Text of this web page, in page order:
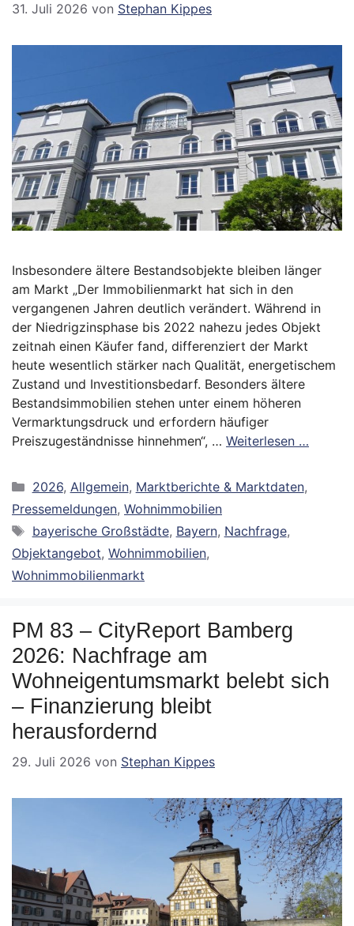
31. Juli 2026 von Stephan Kippes
Insbesondere ältere Bestandsobjekte bleiben länger
am Markt „Der Immobilienmarkt hat sich in den
vergangenen Jahren deutlich verändert. Während in
der Niedrigzinsphase bis 2022 nahezu jedes Objekt
zeitnah einen Käufer fand, differenziert der Markt
heute wesentlich stärker nach Qualität, energetischem
Zustand und Investitionsbedarf. Besonders ältere
Bestandsimmobilien stehen unter einem höheren
Vermarktungsdruck und erfordern häufiger
Preiszugeständnisse hinnehmen“, … Weiterlesen …
Kategorien
2026, Allgemein, Marktberichte & Marktdaten,
Pressemeldungen, Wohnimmobilien
Schlagwörter
bayerische Großstädte, Bayern, Nachfrage,
Objektangebot, Wohnimmobilien,
Wohnimmobilienmarkt
PM 83 – CityReport Bamberg
2026: Nachfrage am
Wohneigentumsmarkt belebt sich
– Finanzierung bleibt
herausfordernd
29. Juli 2026 von Stephan Kippes